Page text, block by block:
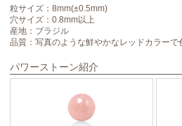
粒サイズ：8mm(±0.5mm)
穴サイズ：0.8mm以上
産地：ブラジル
品質：写真のような鮮やかなレッドカラーで
パワーストーン紹介